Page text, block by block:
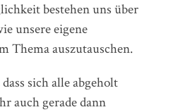
bestehen uns über
unsere eigene
Thema auszutauschen.
sich alle abgeholt
auch gerade dann